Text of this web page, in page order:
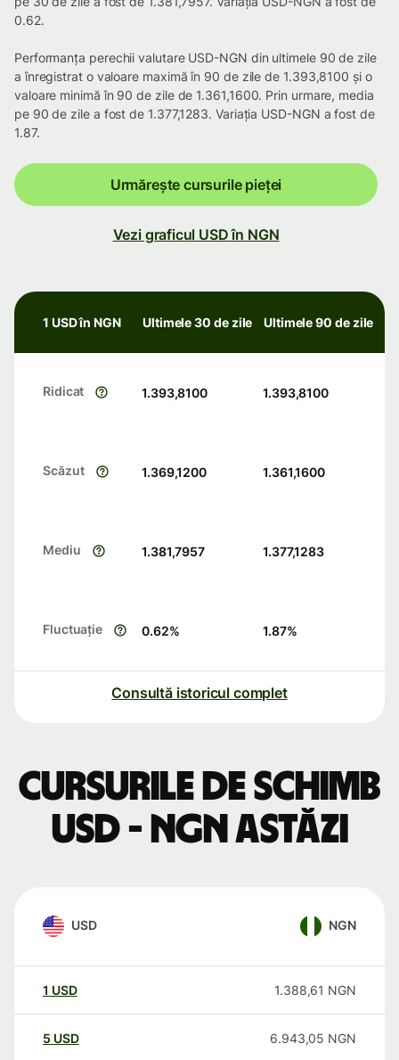
0.62.
Performanța perechii valutare USD-NGN din ultimele 90 de zile
a înregistrat o valoare maximă în 90 de zile de 1.393,8100 și o
valoare minimă în 90 de zile de 1.361,1600. Prin urmare, media
pe 90 de zile a fost de 1.377,1283. Variația USD-NGN a fost de
1.87.
Urmărește cursurile pieței
Vezi graficul USD în NGN
1 USD în NGN Ultimele 30 de zile Ultimele 90 de zile
Ridicat 1.393,8100 1.393,8100
Scăzut 1.369,1200 1.361,1600
Mediu 1.381,7957 1.377,1283
Fluctuație 0.62% 1.87%
Consultă istoricul complet
Cursurile de schimb
USD - NGN astăzi
USD NGN
1 USD 1.388,61 NGN
5 USD 6.943,05 NGN